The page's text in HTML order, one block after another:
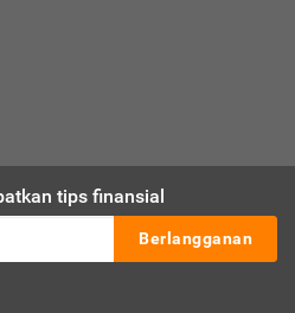
tips finansial
Berlangganan